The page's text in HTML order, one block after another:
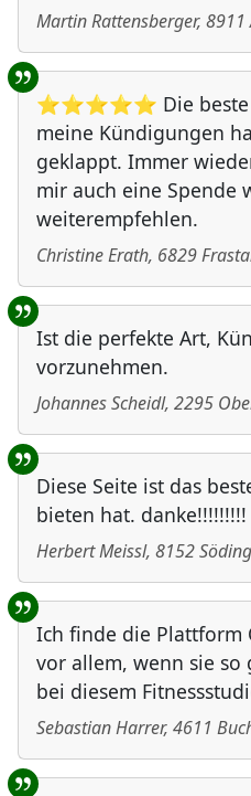
Martin Rattensberger, 8911
⭐⭐⭐⭐⭐ Die
meine Kündigungen
geklappt. Immer
mir auch eine Spende
weiterempfehlen.
Christine Erath, 6829
Ist die perfekte Art,
vorzunehmen.
Johannes Scheidl, 2295
Diese Seite ist das
bieten hat. danke!!!!!!!!!
Herbert Meissl, 8152
Ich finde die Plattform
vor allem, wenn sie
bei diesem
Sebastian Harrer, 4611